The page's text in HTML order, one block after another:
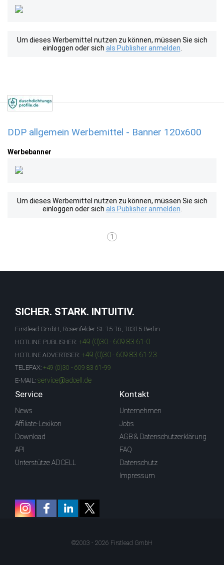
Um dieses Werbemittel nutzen zu können, müssen Sie sich
einloggen oder sich als Publisher anmelden
DDP allgemein Werbemittel - Banner 120x600
Werbebanner
Um dieses Werbemittel nutzen zu können, müssen Sie sich
einloggen oder sich als Publisher anmelden
1
SICHER. STARK. INTUITIV.
Firstlead GmbH, Rosenfelder St. 15-16, 10315 Berlin
HOTLINE PUBLISHER: +49 (0)30 - 609 83 61-0
HOTLINE ADVERTISER: +49 (0)30 - 609 83 61-23
TELEFAX: +49 (0)30 - 609 83 61-99
E-MAIL: service@adcell.de
Service
News
Affiliate-Lexikon
Download
API
Unterstütze ADCELL
Kontakt
Unternehmen
Jobs
AGB & Datenschutzerklärung
FAQ
Datenschutz
Impressum
©2003 - 2026 Firstlead GmbH